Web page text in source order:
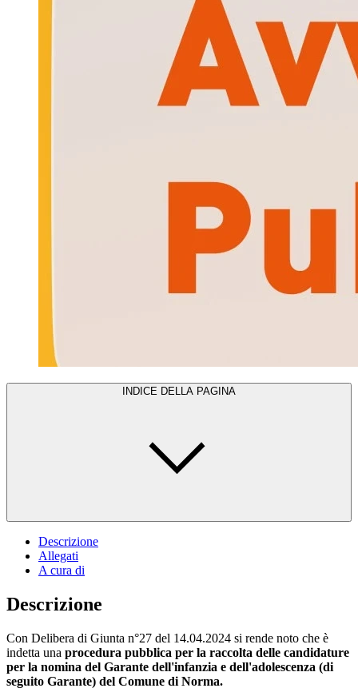
INDICE DELLA PAGINA
Descrizione
Allegati
A cura di
Descrizione
Con Delibera di Giunta n°27 del 14.04.2024 si rende noto che è
indetta una procedura pubblica per la raccolta delle candidature
per la nomina del Garante dell'infanzia e dell'adolescenza (di
seguito Garante) del Comune di Norma.